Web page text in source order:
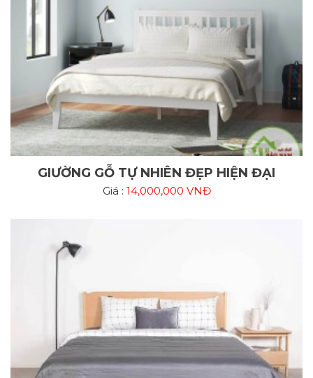
GIƯỜNG GỖ TỰ NHIÊN ĐẸP HIỆN ĐẠI
Giá : 14,000,000 VNĐ